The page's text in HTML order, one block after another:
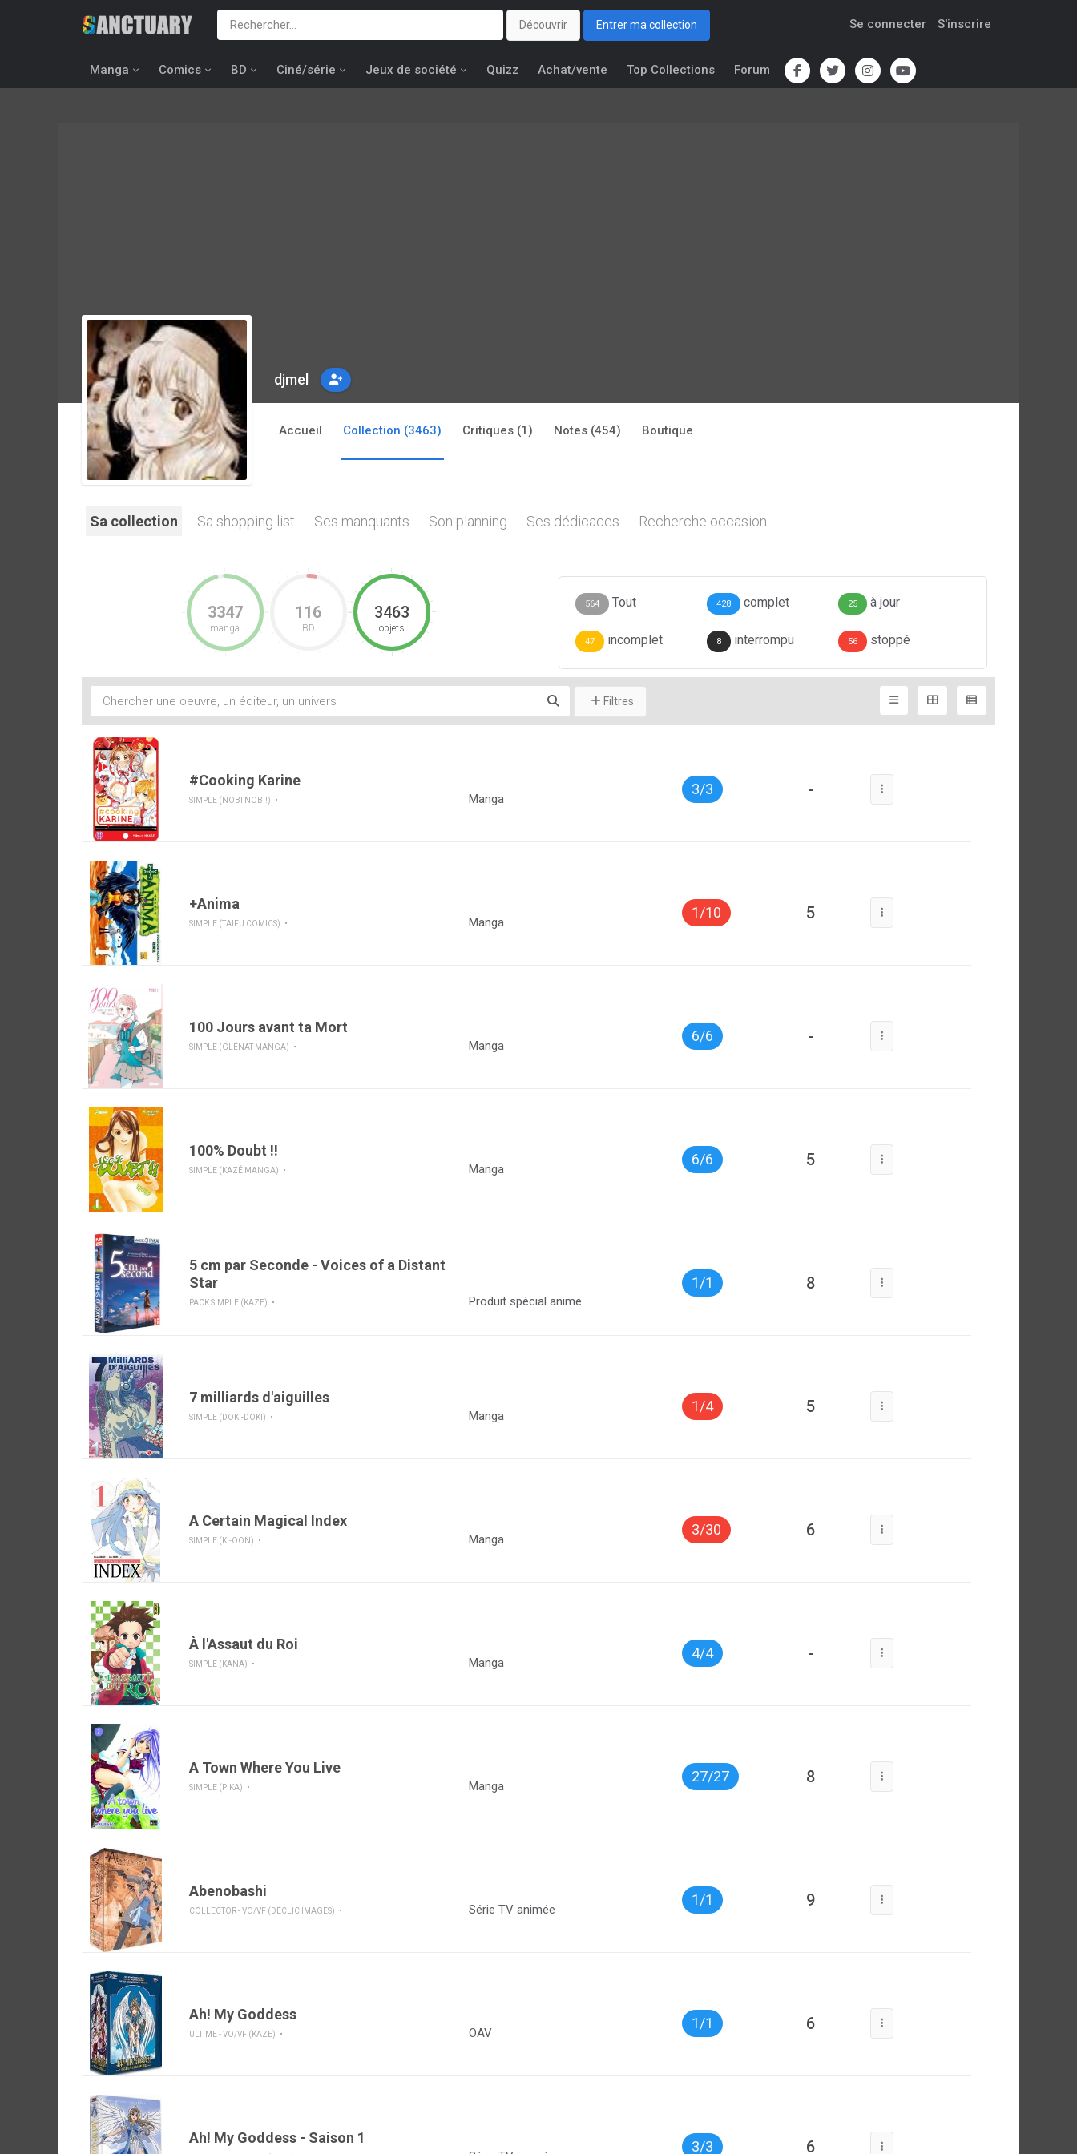
Découvrir Entrer ma collection Se connecter S'inscrire
Manga Comics BD Ciné/série Jeux de société Quizz Achat/vente Top Collections Forum
djmel
Accueil Collection (3463) Critiques (1) Notes (454) Boutique
Sa collection Sa shopping list Ses manquants Son planning Ses dédicaces Recherche occasion
3347
manga
116
BD
3463
objets
564 Tout 428 complet 25 à jour
47 incomplet 8 interrompu 56 stoppé
Filtres
#Cooking Karine
SIMPLE (NOBI NOBI!) Manga
3/3 -
+Anima
SIMPLE (TAIFU COMICS) Manga
1/10 5
100 Jours avant ta Mort
SIMPLE (GLÉNAT MANGA) Manga
6/6 -
100% Doubt !!
SIMPLE (KAZÉ MANGA) Manga
6/6 5
5 cm par Seconde - Voices of a Distant
Star
PACK SIMPLE (KAZE) Produit spécial anime
1/1 8
7 milliards d'aiguilles
SIMPLE (DOKI-DOKI) Manga
1/4 5
A Certain Magical Index
SIMPLE (KI-OON) Manga
3/30 6
À l'Assaut du Roi
SIMPLE (KANA) Manga
4/4 -
A Town Where You Live
SIMPLE (PIKA) Manga
27/27 8
Abenobashi
COLLECTOR - VO/VF (DÉCLIC IMAGES) Série TV animée
1/1 9
Ah! My Goddess
ULTIME - VO/VF (KAZE) OAV
1/1 6
Ah! My Goddess - Saison 1
3/3 6